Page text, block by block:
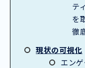
テ
を
徹
現状の可視化
エン